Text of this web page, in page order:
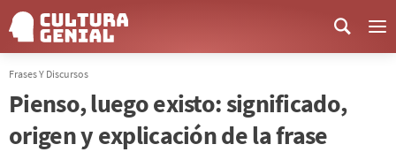
Frases Y Discursos
Pienso, luego existo: significado,
origen y explicación de la frase